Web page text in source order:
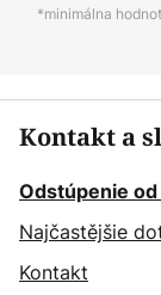
*minimálna
Kontakt a
Odstúpenie
Najčastějšie
Kontakt